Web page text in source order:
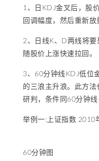
1、日KDJ金叉后，股
回调幅度，然后重新放
2、日线K、D两线将
随股价上涨快速拉回。
3、60分钟线KDJ低位
的三浪主升浪。此方
研判，条件同60分钟线
举例一:上证指数 2010
60分钟图